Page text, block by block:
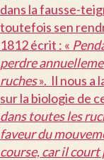
dans la fausse-
toutefois sen
1812 écrit : «
perdre
ruches». Il nous a
sur la biologie de
dans toutes les
faveur du
course, car il court